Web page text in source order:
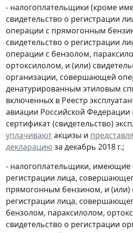
- налогоплательщики (кроме
свидетельство о регистрации
операции с прямогонным
свидетельство о регистрации
операции с бензолом,
ортоксилолом, и (или)
организации, совершающей
денатурированным этиловым
включенных в Реестр
авиации Российской
сертификат (свидетельство)
уплачиваютакцизы и
декларациюза декабрь 2018 г.;
- налогоплательщики, имеющие
регистрации лица,
прямогонным бензином, и (или)
регистрации лица,
бензолом, параксилолом,
свидетельство о регистрации